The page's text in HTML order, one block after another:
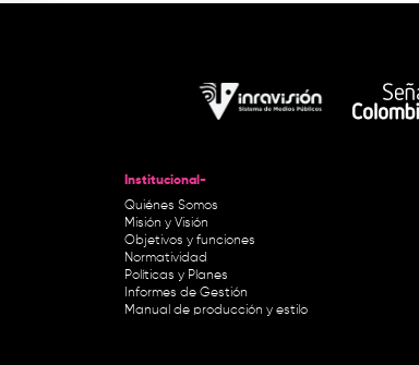
Institucional-
Quiénes Somos
Misión y Visión
Objetivos y funciones
Normatividad
Políticas y Planes
Informes de Gestión
Manual de producción y estilo